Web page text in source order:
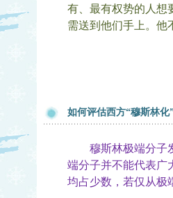
有、最有权势的人想
需送到他们手上。他
如何评估西方“穆斯林
穆斯林极端分子发
端分子并不能代表广
均占少数，若仅从极